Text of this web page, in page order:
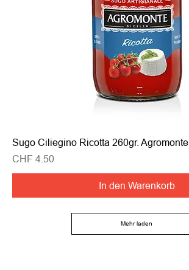
Sugo Ciliegino Ricotta 260gr. Agromonte
Preis
CHF 4.50
In den Warenkorb
Mehr laden